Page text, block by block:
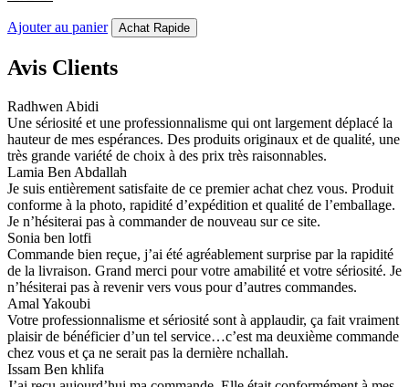
Ajouter au panier Achat Rapide
Avis Clients
Radhwen Abidi
Une sériosité et une professionnalisme qui ont largement déplacé la
hauteur de mes espérances. Des produits originaux et de qualité, une
très grande variété de choix à des prix très raisonnables.
Lamia Ben Abdallah
Je suis entièrement satisfaite de ce premier achat chez vous. Produit
conforme à la photo, rapidité d’expédition et qualité de l’emballage.
Je n’hésiterai pas à commander de nouveau sur ce site.
Sonia ben lotfi
Commande bien reçue, j’ai été agréablement surprise par la rapidité
de la livraison. Grand merci pour votre amabilité et votre sériosité. Je
n’hésiterai pas à revenir vers vous pour d’autres commandes.
Amal Yakoubi
Votre professionnalisme et sériosité sont à applaudir, ça fait vraiment
plaisir de bénéficier d’un tel service…c’est ma deuxième commande
chez vous et ça ne serait pas la dernière nchallah.
Issam Ben khlifa